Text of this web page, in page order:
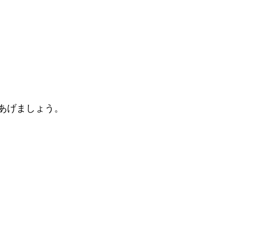
ましょう。